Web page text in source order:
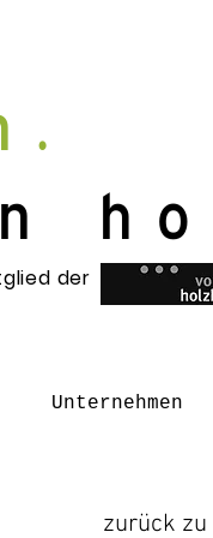
der
Unternehmen
zurück